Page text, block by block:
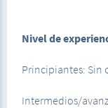
Nivel de
Principiantes: Sin
Intermedios/